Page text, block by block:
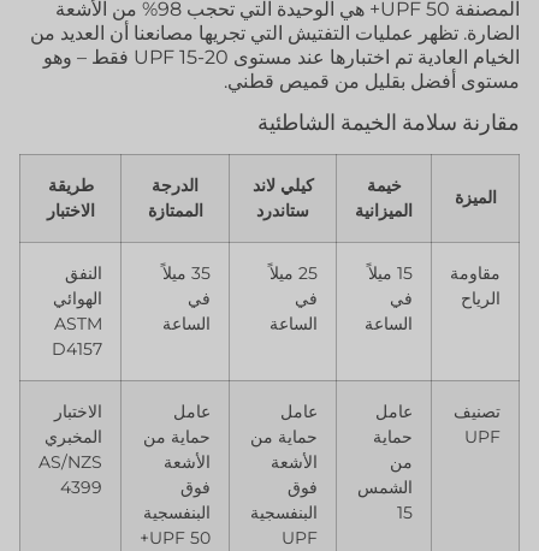
المصنفة UPF 50+ هي الوحيدة التي تحجب 98% من الأشعة
الضارة. تظهر عمليات التفتيش التي تجريها مصانعنا أن العديد من
الخيام العادية تم اختبارها عند مستوى UPF 15-20 فقط – وهو
مستوى أفضل بقليل من قميص قطني.
مقارنة سلامة الخيمة الشاطئية
الميزة
خيمة
الميزانية
كيلي لاند
ستاندرد
الدرجة
الممتازة
طريقة
الاختبار
مقاومة
الرياح
15 ميلاً
في
الساعة
25 ميلاً
في
الساعة
35 ميلاً
في
الساعة
النفق
الهوائي
ASTM
D4157
تصنيف
UPF
عامل
حماية
من
الشمس
15
عامل
حماية من
الأشعة
فوق
البنفسجية
UPF
عامل
حماية من
الأشعة
فوق
البنفسجية
UPF 50+
الاختبار
المخبري
AS/NZS
4399